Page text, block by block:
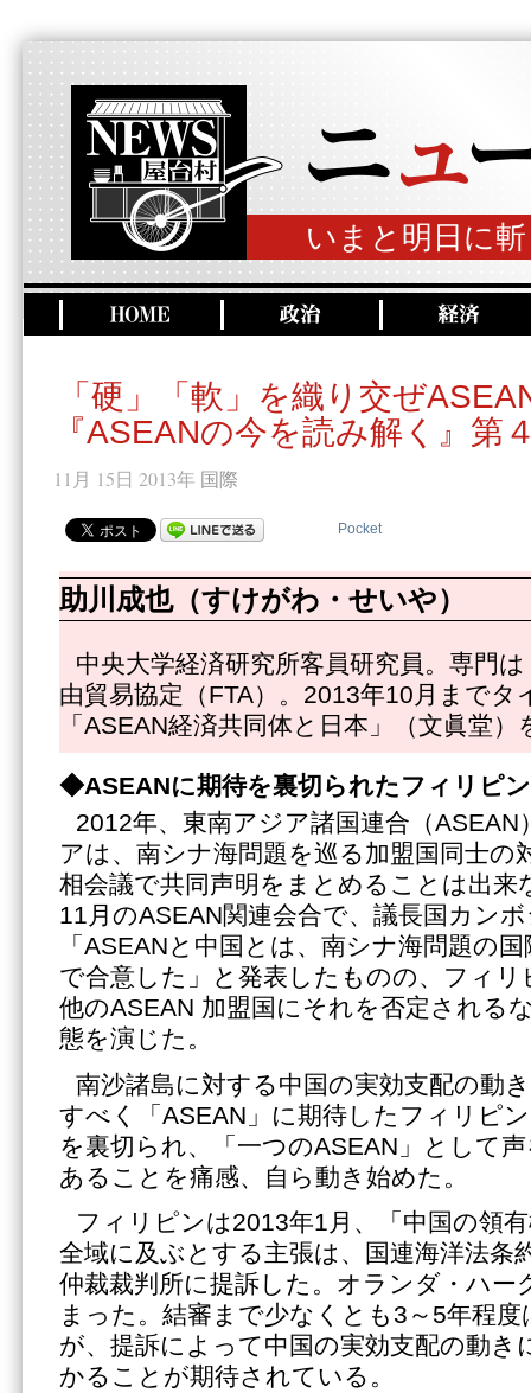
いまと明日に
「硬」「軟」を織り交ぜ
『ASEANの今を読み解く』第
11月 15日 2013年 国際
Pocket
助川成也（すけがわ・せいや）
中央大学経済研究所客員研究員。専門
由貿易協定（FTA）。2013年10月までタ
「ASEAN経済共同体と日本」（文眞堂
◆ASEANに期待を裏切られたフィリピン
2012年、東南アジア諸国連合（
アは、南シナ海問題を巡る加盟国同士の
相会議で共同声明をまとめることは出来
11月のASEAN関連会合で、議長国カン
「ASEANと中国とは、南シナ海問題の
で合意した」と発表したものの、フィ
他のASEAN 加盟国にそれを否定される
態を演じた。
南沙諸島に対する中国の実効支配の動
すべく「ASEAN」に期待したフィリピ
を裏切られ、「一つのASEAN」として
あることを痛感、自ら動き始めた。
フィリピンは2013年1月、「中国の領
全域に及ぶとする主張は、国連海洋法条
仲裁裁判所に提訴した。オランダ・ハー
まった。結審まで少なくとも3～5年程
が、提訴によって中国の実効支配の動き
かることが期待されている。